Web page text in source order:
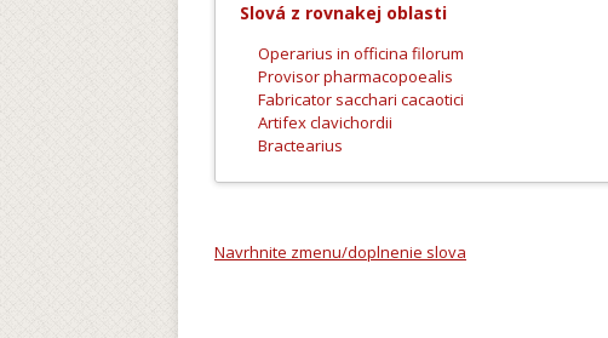
Slová z rovnakej oblasti
Operarius in officina filorum
Provisor pharmacopoealis
Fabricator sacchari cacaotici
Artifex clavichordii
Bractearius
Navrhnite zmenu/doplnenie slova